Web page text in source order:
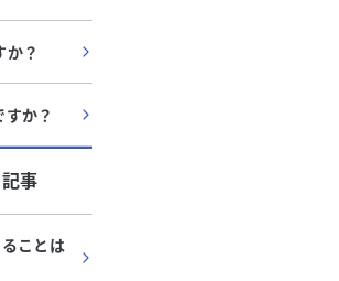
か？
か？
事
ことは